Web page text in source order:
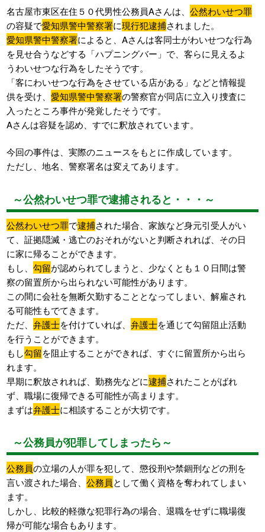
名古屋市東区在住５０代男性公務員Aさんは、公然わいせつ罪
の容疑で愛知県警中警察署に現行犯逮捕されました。
愛知県警中警察署によると、Aさんは客同士がわいせつな行為
を見せ合うなどする「ハプニングバー」で、客らに見えるよ
うわいせつな行為をしたそうです。
「客にわいせつな行為をさせている店がある」などと情報提
供を受け、愛知県警中警察署の警察官が同店に立入り捜査に
入ったところ事件が発覚したそうです。
Aさんは容疑を認め、すでに釈放されています。
今回の事件は、実際のニュースをもとに作成しています。
ただし、地名、警察署名は変えてあります。
～公然わいせつ罪で逮捕されると・・・～
公然わいせつ罪で逮捕された場合、家族など身元引受人がい
て、証拠隠滅・逃亡のおそれがないと判断されれば、その日
に家に帰ることができます。
もし、勾留が認められてしまうと、少なくとも１０日間は警
察の留置所から出られない可能性があります。
この間に会社を無断欠勤することとなってしまい、解雇され
る可能性もでてきます。
ただ、弁護士を付けていれば、弁護士を通じて勾留阻止活動
を行うことができます。
もし勾留を阻止することができれば、すぐに留置所から出ら
れます。
早期に釈放されれば、勤務先などに逮捕されたことがばれ
ず、職場に復帰できる可能性が高まります。
まずは弁護士に相談することが大切です。
～公務員が犯罪してしまったら～
公務員の立場の人が罪を犯して、懲役刑や禁錮刑などの刑を
言い渡された場合、公務員として働く資格を奪われてしまい
ます。
しかし、比較的軽微な犯罪行為の場合、退職をせずに職場復
帰が可能な場合もあります。